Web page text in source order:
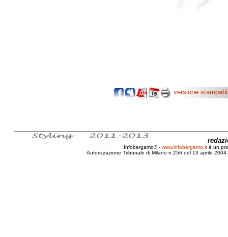
versione
Infobergamo® - www.infobergamo.it è un
Autorizzazione Tribunale di Milano n.256 del 13 aprile